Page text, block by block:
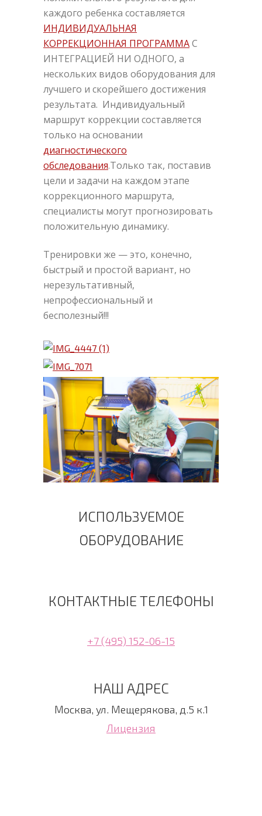
каждого ребенка составляется
ИНДИВИДУАЛЬНАЯ
КОРРЕКЦИОННАЯ ПРОГРАММАС
ИНТЕГРАЦИЕЙ НИ ОДНОГО, а
нескольких видов оборудования для
лучшего и скорейшего достижения
результата. Индивидуальный
маршрут коррекции составляется
только на основании
диагностического
обследования.Только так, поставив
цели и задачи на каждом этапе
коррекционного маршрута,
специалисты могут прогнозировать
положительную динамику.
Тренировки же — это, конечно,
быстрый и простой вариант, но
нерезультативный,
непрофессиональный и
бесполезный!!!
ИСПОЛЬЗУЕМОЕ
ОБОРУДОВАНИЕ
КОНТАКТНЫЕ ТЕЛЕФОНЫ
+7 (495) 152-06-15
НАШ АДРЕС
Москва, ул. Мещерякова, д.5 к.1
Лицензия